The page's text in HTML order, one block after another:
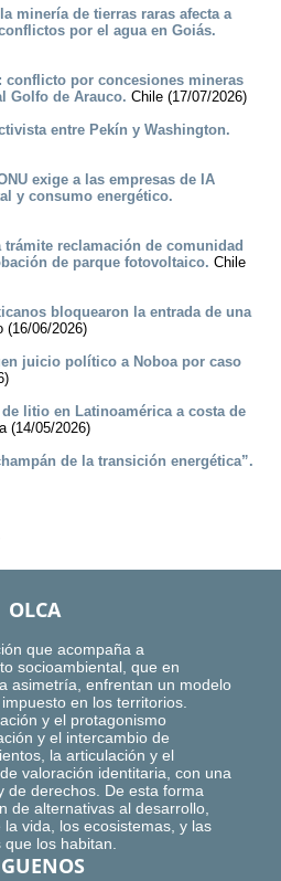
minería de tierras raras afecta a
por el agua en Goiás.
conflicto por concesiones mineras
Golfo de Arauco. Chile (17/07/2026)
entre Pekín y Washington.
exige a las empresas de IA
y consumo energético.
reclamación de comunidad
de parque fotovoltaico. Chile
bloquearon la entrada de una
(16/06/2026)
juicio político a Noboa por caso
litio en Latinoamérica a costa de
(14/05/2026)
de la transición energética”.
OLCA
que acompaña a
socioambiental, que en
asimetría, enfrentan un modelo
en los territorios.
y el protagonismo
y el intercambio de
la articulación y el
valoración identitaria, con una
de derechos. De esta forma
de alternativas al desarrollo,
vida, los ecosistemas, y las
los habitan.